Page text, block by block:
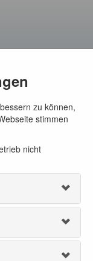
zu können,
stimmen
nicht